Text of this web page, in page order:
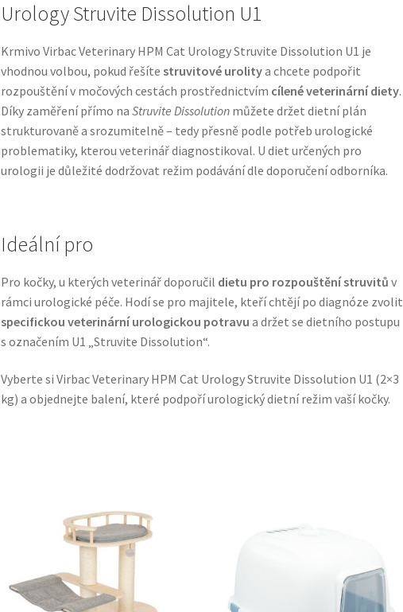
Urology Struvite Dissolution U1
Krmivo Virbac Veterinary HPM Cat Urology Struvite Dissolution U1 je
vhodnou volbou, pokud řešíte struvitové urolitya chcete podpořit
rozpouštění v močových cestách prostřednictvím cílené veterinární diety.
Díky zaměření přímo na Struvite Dissolutionmůžete držet dietní plán
strukturovaně a srozumitelně – tedy přesně podle potřeb urologické
problematiky, kterou veterinář diagnostikoval. U diet určených pro
urologii je důležité dodržovat režim podávání dle doporučení odborníka.
Ideální pro
Pro kočky, u kterých veterinář doporučil dietu pro rozpouštění struvitů v
rámci urologické péče. Hodí se pro majitele, kteří chtějí po diagnóze zvolit
specifickou veterinární urologickou potravu a držet se dietního postupu
s označením U1 „Struvite Dissolution“.
Vyberte si Virbac Veterinary HPM Cat Urology Struvite Dissolution U1 (2×3
kg) a objednejte balení, které podpoří urologický dietní režim vaší kočky.